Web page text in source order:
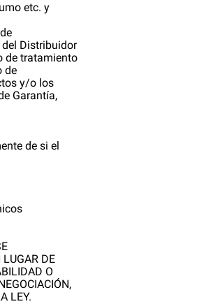
etc. y
Distribuidor
de tratamiento
de
y/o los
Garantía,
de si el
DE
O
LEY.